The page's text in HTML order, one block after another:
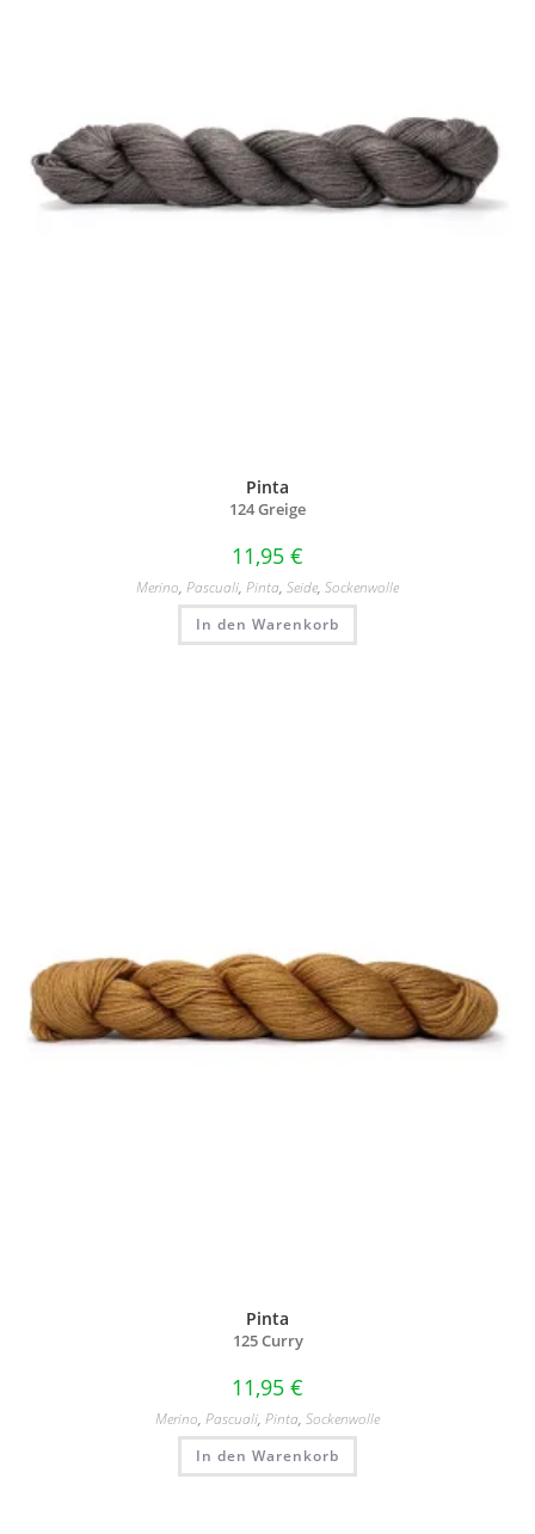
Pinta
124 Greige
11,95 €
Merino, Pascuali, Pinta, Seide, Sockenwolle
In den Warenkorb
Pinta
125 Curry
11,95 €
Merino, Pascuali, Pinta, Sockenwolle
In den Warenkorb